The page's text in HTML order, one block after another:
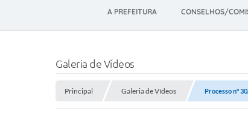
A PREFEITURA CONSELHOS/
Galeria de Vídeos
Principal Galeria de Vídeos Processo n°